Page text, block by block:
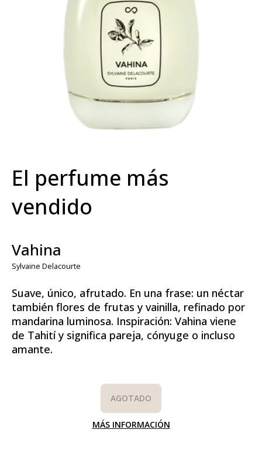
El perfume más
vendido
Vahina
Sylvaine Delacourte
Suave, único, afrutado. En una frase: un néctar
también flores de frutas y vainilla, refinado por
mandarina luminosa. Inspiración: Vahina viene
de Tahití y significa pareja, cónyuge o incluso
amante.
AGOTADO
MÁS INFORMACIÓN